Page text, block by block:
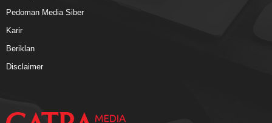
Pedoman Media Siber
Karir
Beriklan
Disclaimer